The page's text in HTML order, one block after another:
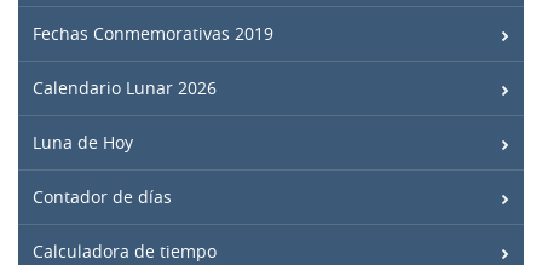
Fechas Conmemorativas 2019
Calendario Lunar 2026
Luna de Hoy
Contador de días
Calculadora de tiempo